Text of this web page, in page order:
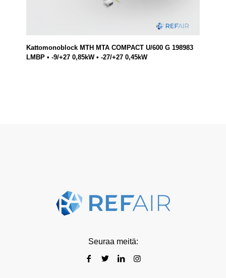
Kattomonoblock MTH MTA COMPACT U/600 G 198983
LMBP • -9/+27 0,85kW • -27/+27 0,45kW
Seuraa meitä: